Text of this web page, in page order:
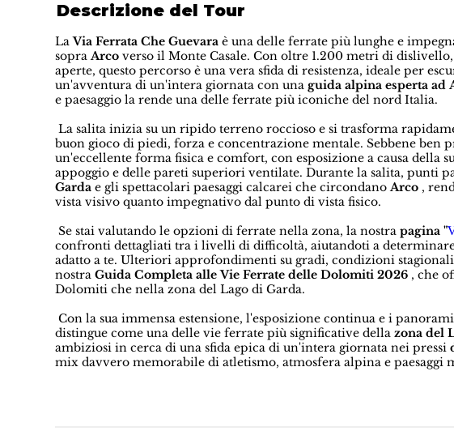
Descrizione del Tour
LaVia Ferrata Che Guevara è una delle ferrate più lunghe e
sopraArco verso il Monte Casale. Con oltre 1.200 metri di
aperte, questo percorso è una vera sfida di resistenza, ideale per
un'avventura di un'intera giornata con una guida alpina esperta ad
e paesaggio la rende una delle ferrate più iconiche del nord Italia.
La salita inizia su un ripido terreno roccioso e si trasforma
buon gioco di piedi, forza e concentrazione mentale. Sebbene ben
un'eccellente forma fisica e comfort, con esposizione a causa della
appoggio e delle pareti superiori ventilate. Durante la salita, punti
Garda e gli spettacolari paesaggi calcarei che circondanoArco ,
vista visivo quanto impegnativo dal punto di vista fisico.
Se stai valutando le opzioni di ferrate nella zona, la nostrapagina "
confronti dettagliati tra i livelli di difficoltà, aiutandoti a determinare
adatto a te. Ulteriori approfondimenti su gradi, condizioni
nostraGuida Completa alle Vie Ferrate delle Dolomiti 2026 , che
Dolomiti che nella zona del Lago di Garda.
Con la sua immensa estensione, l'esposizione continua e i
distingue come una delle vie ferrate più significative dellazona del
ambiziosi in cerca di una sfida epica di un'intera giornata nei pressi
mix davvero memorabile di atletismo, atmosfera alpina e paesaggi